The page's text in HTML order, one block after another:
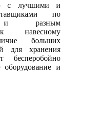
с лучшими и
по
и разным
навесному
больших
для хранения
бесперобойно
оборудование и